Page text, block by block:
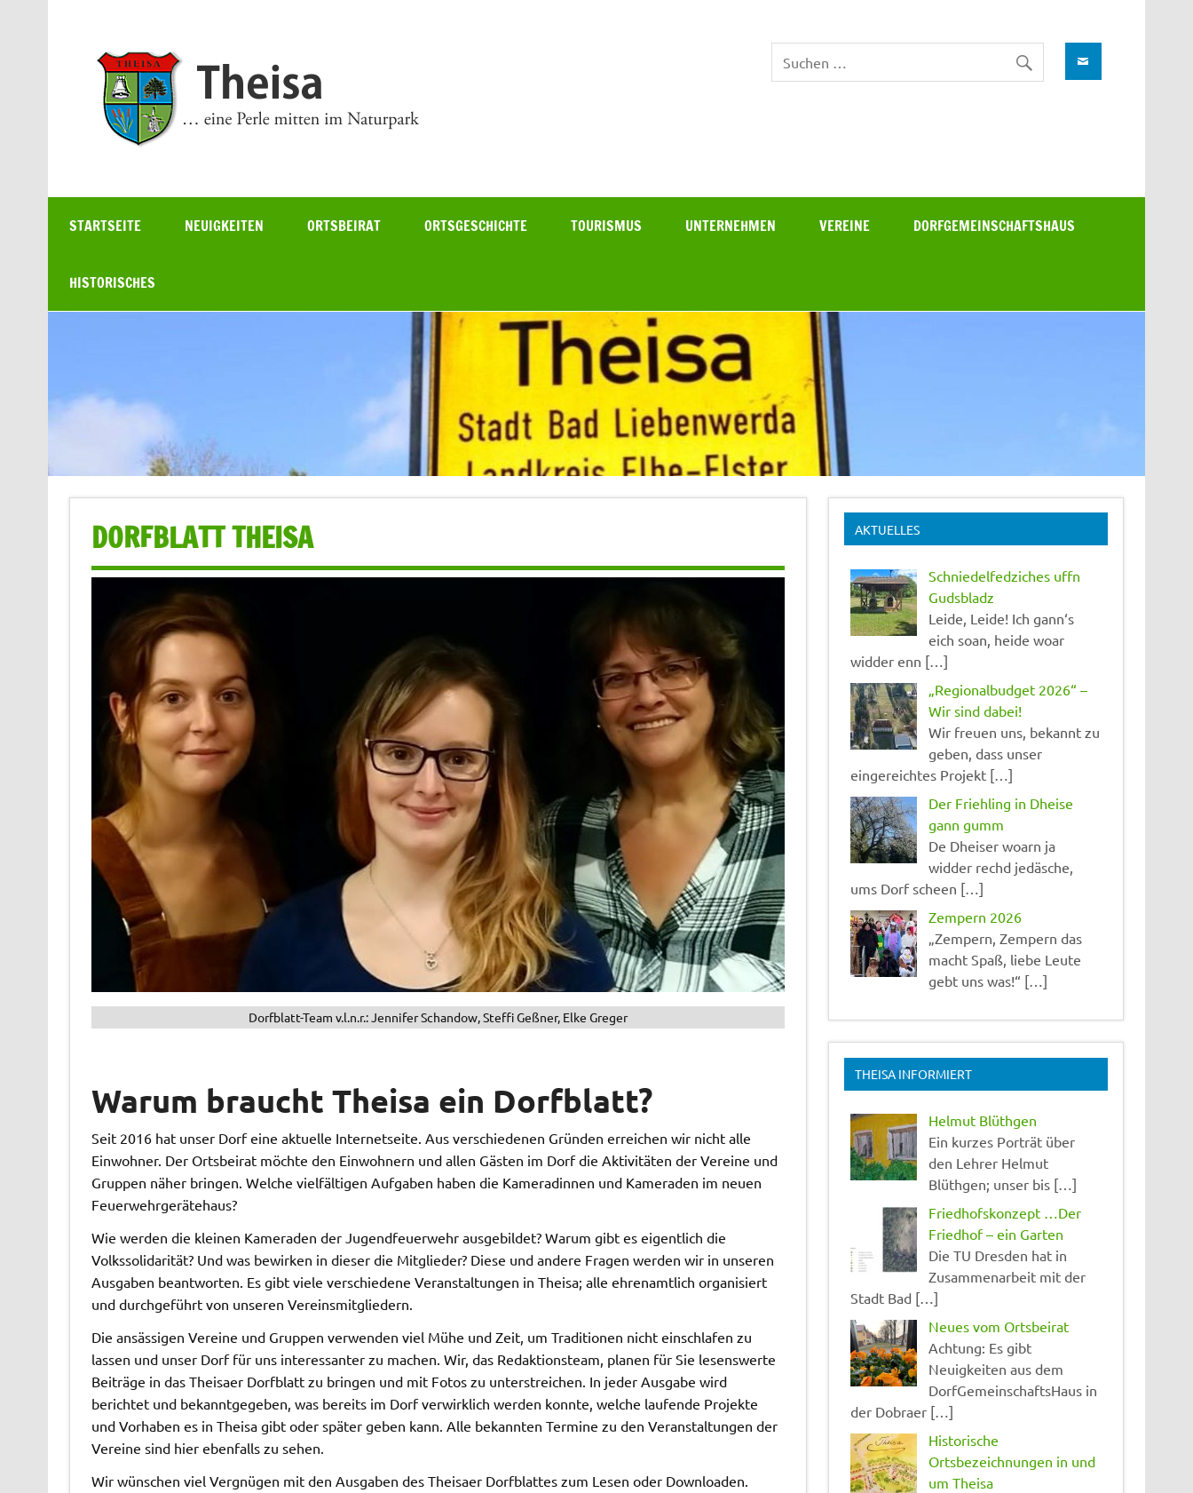
STARTSEITE NEUIGKEITEN ORTSBEIRAT ORTSGESCHICHTE TOURISMUS UNTERNEHMEN VEREINE DORFGEMEINSCHAFTSHAUS
HISTORISCHES
DORFBLATT THEISA
Dorfblatt-Team v.l.n.r.: Jennifer Schandow, Steffi Geßner, Elke Greger
Warum braucht Theisa ein Dorfblatt?
Seit 2016 hat unser Dorf eine aktuelle Internetseite. Aus verschiedenen Gründen erreichen wir nicht alle
Einwohner. Der Ortsbeirat möchte den Einwohnern und allen Gästen im Dorf die Aktivitäten der Vereine und
Gruppen näher bringen. Welche vielfältigen Aufgaben haben die Kameradinnen und Kameraden im neuen
Feuerwehrgerätehaus?
Wie werden die kleinen Kameraden der Jugendfeuerwehr ausgebildet? Warum gibt es eigentlich die
Volkssolidarität? Und was bewirken in dieser die Mitglieder? Diese und andere Fragen werden wir in unseren
Ausgaben beantworten. Es gibt viele verschiedene Veranstaltungen in Theisa; alle ehrenamtlich organisiert
und durchgeführt von unseren Vereinsmitgliedern.
Die ansässigen Vereine und Gruppen verwenden viel Mühe und Zeit, um Traditionen nicht einschlafen zu
lassen und unser Dorf für uns interessanter zu machen. Wir, das Redaktionsteam, planen für Sie lesenswerte
Beiträge in das Theisaer Dorfblatt zu bringen und mit Fotos zu unterstreichen. In jeder Ausgabe wird
berichtet und bekanntgegeben, was bereits im Dorf verwirklich werden konnte, welche laufende Projekte
und Vorhaben es in Theisa gibt oder später geben kann. Alle bekannten Termine zu den Veranstaltungen der
Vereine sind hier ebenfalls zu sehen.
Wir wünschen viel Vergnügen mit den Ausgaben des Theisaer Dorfblattes zum Lesen oder Downloaden.
AKTUELLES
Schniedelfedziches uffn
Gudsbladz
Leide, Leide! Ich gann‘s
eich soan, heide woar
widder enn […]
„Regionalbudget 2026“ –
Wir sind dabei!
Wir freuen uns, bekannt zu
geben, dass unser
eingereichtes Projekt […]
Der Friehling in Dheise
gann gumm
De Dheiser woarn ja
widder rechd jedäsche,
ums Dorf scheen […]
Zempern 2026
„Zempern, Zempern das
macht Spaß, liebe Leute
gebt uns was!“ […]
THEISA INFORMIERT
Helmut Blüthgen
Ein kurzes Porträt über
den Lehrer Helmut
Blüthgen; unser bis […]
Friedhofskonzept …Der
Friedhof – ein Garten
Die TU Dresden hat in
Zusammenarbeit mit der
Stadt Bad […]
Neues vom Ortsbeirat
Achtung: Es gibt
Neuigkeiten aus dem
DorfGemeinschaftsHaus in
der Dobraer […]
Historische
Ortsbezeichnungen in und
um Theisa